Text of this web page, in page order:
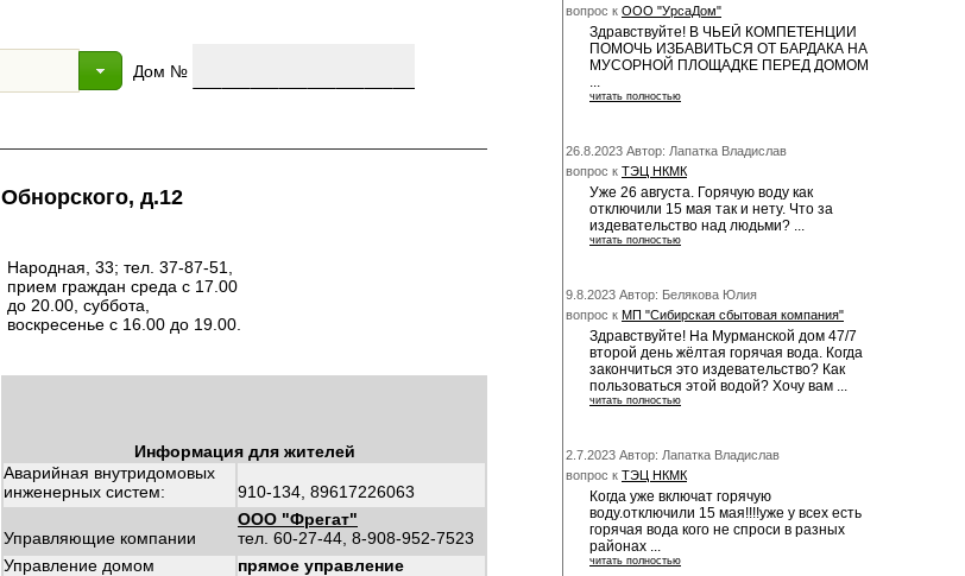
Дом №
Обнорского, д.12
Народная, 33; тел. 37-87-51,
прием граждан среда с 17.00
до 20.00, суббота,
воскресенье с 16.00 до 19.00.
Информация для жителей
Аварийная внутридомовых
инженерных систем:
910-134, 89617226063
Управляющие компании
ООО "Фрегат"
тел. 60-27-44, 8-908-952-7523
Управление домом
прямое управление
вопрос к ООО "УрсаДом"
Здравствуйте! В ЧЬЕЙ КОМПЕТЕНЦИИ
ПОМОЧЬ ИЗБАВИТЬСЯ ОТ БАРДАКА НА
МУСОРНОЙ ПЛОЩАДКЕ ПЕРЕД ДОМОМ
...
читать полностью
26.8.2023 Автор: Лапатка Владислав
вопрос к ТЭЦ НКМК
Уже 26 августа. Горячую воду как
отключили 15 мая так и нету. Что за
издевательство над людьми? ...
читать полностью
9.8.2023 Автор: Белякова Юлия
вопрос к МП "Сибирская сбытовая компания"
Здравствуйте! На Мурманской дом 47/7
второй день жёлтая горячая вода. Когда
закончиться это издевательство? Как
пользоваться этой водой? Хочу вам ...
читать полностью
2.7.2023 Автор: Лапатка Владислав
вопрос к ТЭЦ НКМК
Когда уже включат горячую
воду.отключили 15 мая!!!!уже у всех есть
горячая вода кого не спроси в разных
районах ...
читать полностью